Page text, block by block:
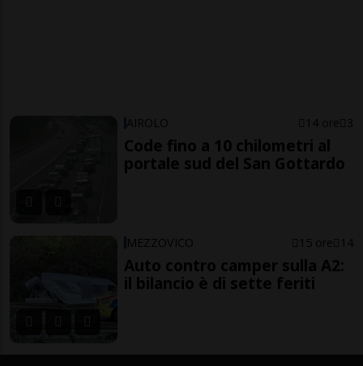
AIROLO 14 ore 3
Code fino a 10 chilometri al
portale sud del San Gottardo
MEZZOVICO 15 ore 14
Auto contro camper sulla A2:
il bilancio è di sette feriti